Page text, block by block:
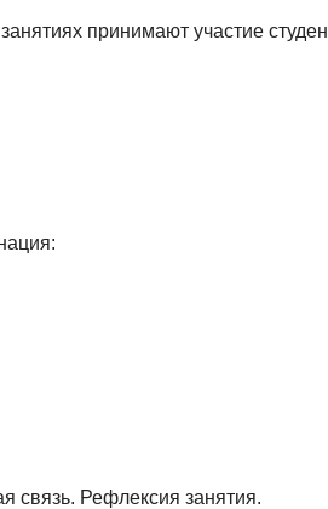
принимают участие
связь. Рефлексия занятия.